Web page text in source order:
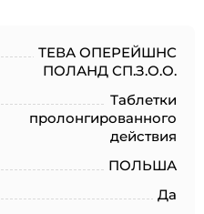
ТЕВА ОПЕРЕЙШНС
ПОЛАНД СП.З.О.О.
Таблетки
пролонгированного
действия
ПОЛЬША
Да